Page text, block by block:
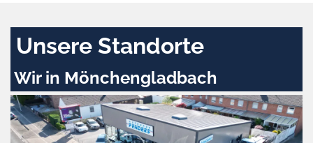
Unsere Standorte
Wir in Mönchengladbach